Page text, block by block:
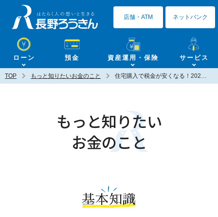
ローン 預金 資産運用・保険 サービス
店舗・ATM ネットバンク
TOP もっと知りたいお金のこと 住宅購入で税金が安くなる！2022年からの住宅ローン控除のポイント
もっと知りたい
お金のこと
基本知識